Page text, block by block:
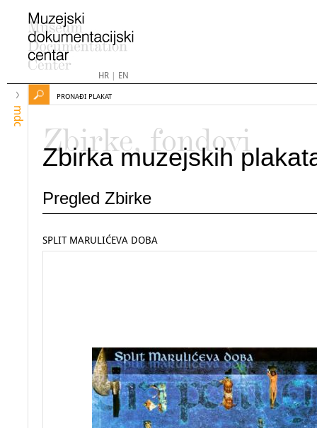
HR| EN
mdc
PRONAĐI PLAKAT
Zbirke, fondovi
Zbirka muzejskih
Pregled Zbirke
SPLIT MARULIĆEVA DOBA